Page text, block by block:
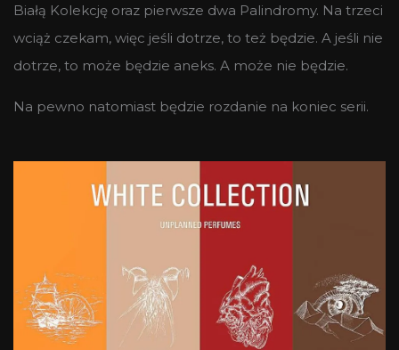
Białą Kolekcję oraz pierwsze dwa Palindromy. Na trzeci
wciąż czekam, więc jeśli dotrze, to też będzie. A jeśli nie
dotrze, to może będzie aneks. A może nie będzie.
Na pewno natomiast będzie rozdanie na koniec serii.